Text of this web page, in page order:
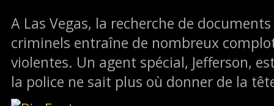
A Las Vegas, la recherche de
criminels entraîne de nombreux
violentes. Un agent spécial, Jefferson,
la police ne sait plus où donner de la